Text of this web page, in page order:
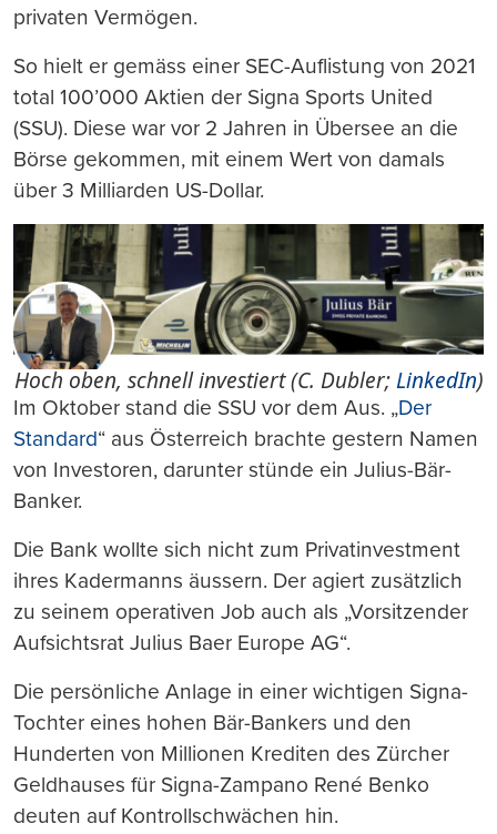
privaten Vermögen.
So hielt er gemäss einer SEC-Auflistung von 2021
total 100’000 Aktien der Signa Sports United
(SSU). Diese war vor 2 Jahren in Übersee an die
Börse gekommen, mit einem Wert von damals
über 3 Milliarden US-Dollar.
Hoch oben, schnell investiert (C. Dubler;LinkedIn)
Im Oktober stand die SSU vor dem Aus. „Der
Standard“ aus Österreich brachte gestern Namen
von Investoren, darunter stünde ein Julius-Bär-
Banker.
Die Bank wollte sich nicht zum Privatinvestment
ihres Kadermanns äussern. Der agiert zusätzlich
zu seinem operativen Job auch als „Vorsitzender
Aufsichtsrat Julius Baer Europe AG“.
Die persönliche Anlage in einer wichtigen Signa-
Tochter eines hohen Bär-Bankers und den
Hunderten von Millionen Krediten des Zürcher
Geldhauses für Signa-Zampano René Benko
deuten auf Kontrollschwächen hin.